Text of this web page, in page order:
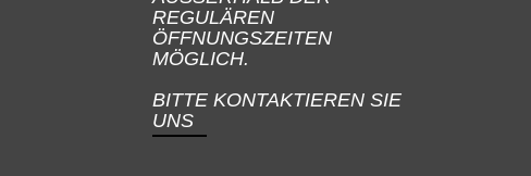
REGULÄREN
ÖFFNUNGSZEITEN
MÖGLICH.
BITTE KONTAKTIEREN SIE
UNS